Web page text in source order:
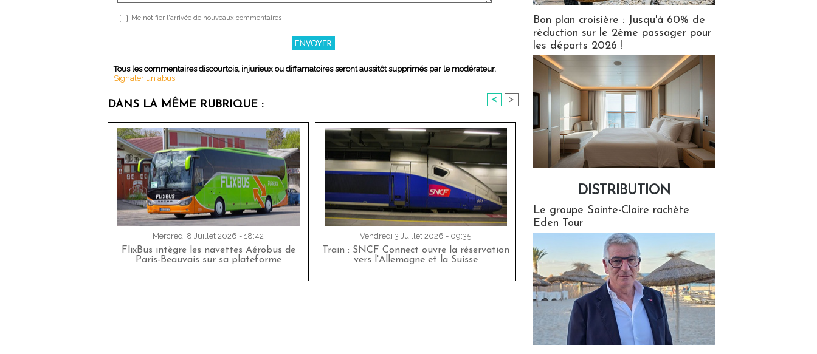
Me notifier l'arrivée de nouveaux commentaires
Tous les commentaires discourtois, injurieux ou diffamatoires seront aussitôt supprimés par le modérateur.
Signaler un abus
DANS LA MÊME RUBRIQUE : < >
Mercredi 8 Juillet 2026 - 18:42
FlixBus intègre les navettes Aérobus de
Paris-Beauvais sur sa plateforme
Vendredi 3 Juillet 2026 - 09:35
Train : SNCF Connect ouvre la réservation
vers l'Allemagne et la Suisse
Bon plan croisière : Jusqu'à 60% de
réduction sur le 2ème passager pour
les départs 2026 !
DISTRIBUTION
Le groupe Sainte-Claire rachète
Eden Tour